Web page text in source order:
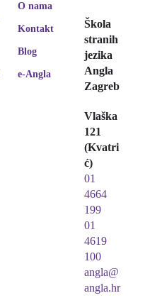
O nama
Kontakt
Blog
e-Angla
Škola
stranih
jezika
Angla
Zagreb
Vlaška
121
(Kvatri
ć)
01
4664
199
01
4619
100
angla@
angla.hr